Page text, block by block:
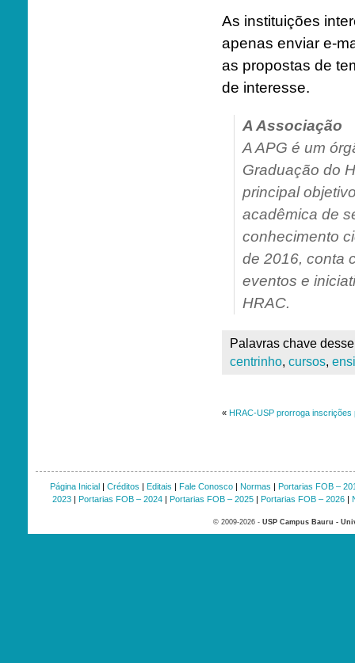
As instituições
apenas enviar e-
as propostas de
de interesse.
A Associação
A APG é um
Graduação do
principal
acadêmica de
conhecimento
de 2016, conta
eventos e
HRAC.
Palavras chave
centrinho, cursos,
« HRAC-USP prorroga inscrições
Página Inicial| Créditos | Editais | Fale Conosco| Normas | Portarias FOB –
2023| Portarias FOB – 2024| Portarias FOB – 2025| Portarias FOB – 2026|
© 2009-2026 - USP Campus Bauru -